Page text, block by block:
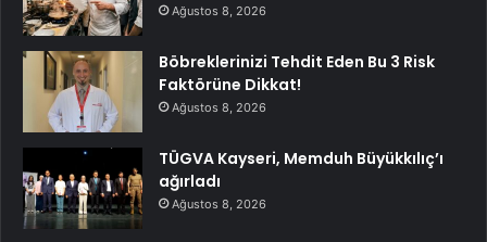
Ağustos 8, 2026
Böbreklerinizi Tehdit Eden Bu 3 Risk
Faktörüne Dikkat!
Ağustos 8, 2026
TÜGVA Kayseri, Memduh Büyükkılıç’ı
ağırladı
Ağustos 8, 2026